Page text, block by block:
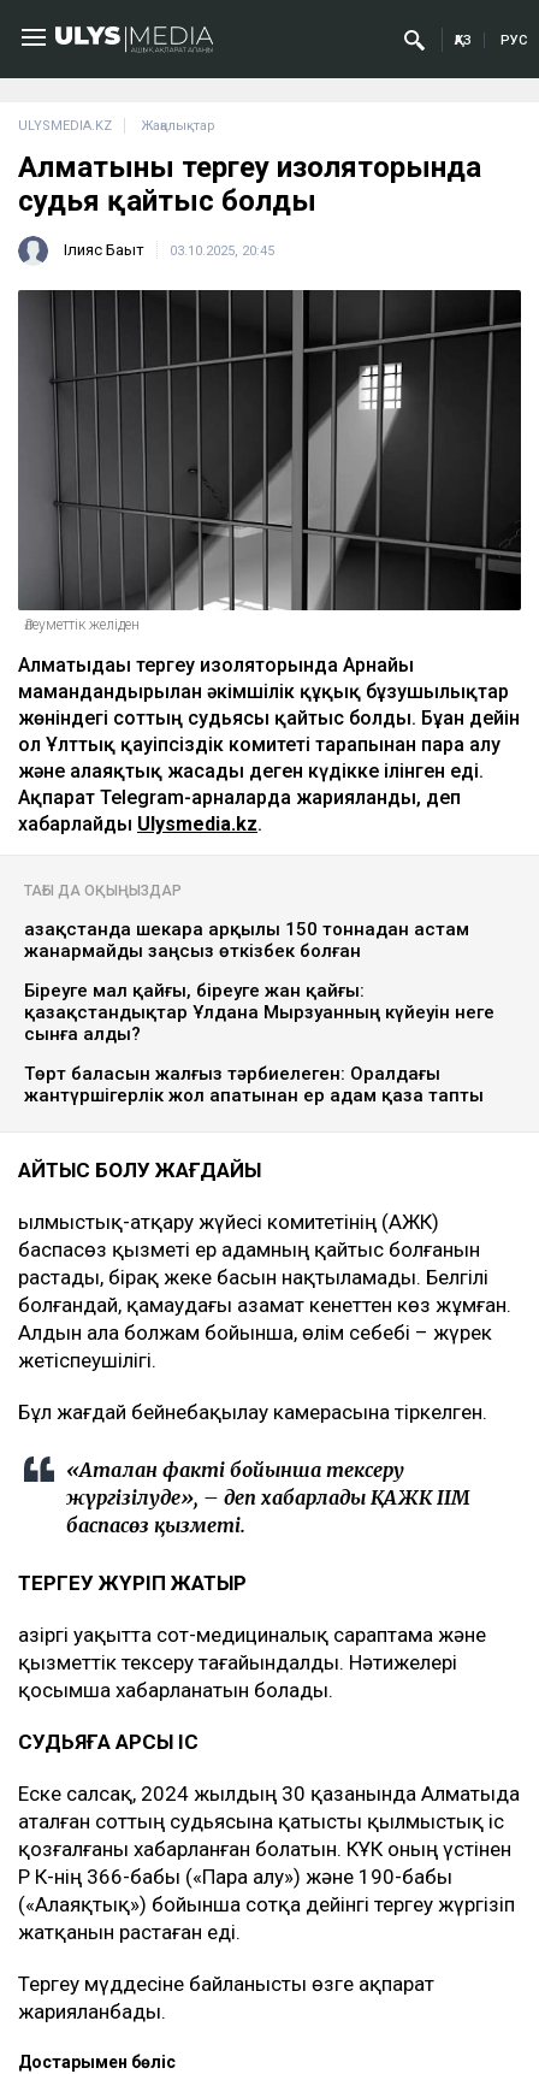
ҚАЗ РУС
ULYSMEDIA.KZ Жаңалықтар
Алматының тергеу изоляторында
судья қайтыс болды
Ілияс Бақыт 03.10.2025, 20:45
Әлеуметтік желіден
Алматыдағы тергеу изоляторында Арнайы
мамандандырылған әкімшілік құқық бұзушылықтар
жөніндегі соттың судьясы қайтыс болды. Бұған дейін
ол Ұлттық қауіпсіздік комитеті тарапынан пара алу
және алаяқтық жасады деген күдікке ілінген еді.
Ақпарат Telegram-арналарда жарияланды, деп
хабарлайды Ulysmedia.kz.
ТАҒЫ ДА ОҚЫҢЫЗДАР
Қазақстанда шекара арқылы 150 тоннадан астам
жанармайды заңсыз өткізбек болған
Біреуге мал қайғы, біреуге жан қайғы:
қазақстандықтар Ұлдана Мырзуанның күйеуін неге
сынға алды?
Төрт баласын жалғыз тәрбиелеген: Оралдағы
жантүршігерлік жол апатынан ер адам қаза тапты
ҚАЙТЫС БОЛУ ЖАҒДАЙЫ
Қылмыстық-атқару жүйесі комитетінің (ҚАЖК)
баспасөз қызметі ер адамның қайтыс болғанын
растады, бірақ жеке басын нақтыламады. Белгілі
болғандай, қамаудағы азамат кенеттен көз жұмған.
Алдын ала болжам бойынша, өлім себебі – жүрек
жетіспеушілігі.
Бұл жағдай бейнебақылау камерасына тіркелген.
«Аталған факті бойынша тексеру
жүргізілуде», – деп хабарлады ҚАЖК ІІМ
баспасөз қызметі.
ТЕРГЕУ ЖҮРІП ЖАТЫР
Қазіргі уақытта сот-медициналық сараптама және
қызметтік тексеру тағайындалды. Нәтижелері
қосымша хабарланатын болады.
СУДЬЯҒА ҚАРСЫ ІС
Еске салсақ, 2024 жылдың 30 қазанында Алматыда
аталған соттың судьясына қатысты қылмыстық іс
қозғалғаны хабарланған болатын. КҰҚК оның үстінен
ҚР ҚК-нің 366-бабы («Пара алу») және 190-бабы
(«Алаяқтық») бойынша сотқа дейінгі тергеу жүргізіп
жатқанын растаған еді.
Тергеу мүддесіне байланысты өзге ақпарат
жарияланбады.
Достарыңмен бөліс